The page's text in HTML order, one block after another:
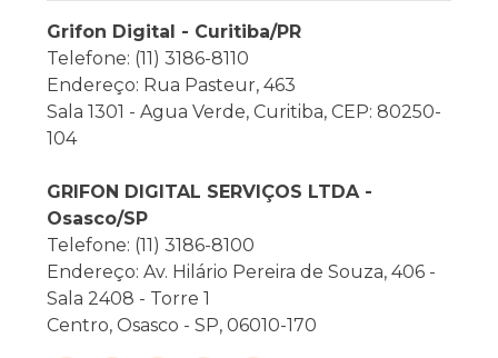
Grifon Digital - Curitiba/PR
Telefone: (11) 3186-8110
Endereço: Rua Pasteur, 463
Sala 1301 - Agua Verde, Curitiba, CEP: 80250-
104
GRIFON DIGITAL SERVIÇOS LTDA -
Osasco/SP
Telefone: (11) 3186-8100
Endereço: Av. Hilário Pereira de Souza, 406 -
Sala 2408 - Torre 1
Centro, Osasco - SP, 06010-170